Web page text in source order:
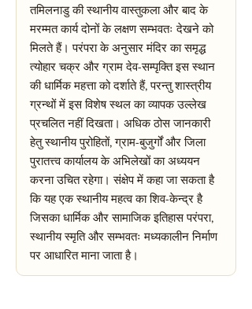
तमिलनाडु की स्थानीय वास्तुकला और बाद के
मरम्मत कार्य दोनों के लक्षण सम्भवतः देखने को
मिलते हैं। परंपरा के अनुसार मंदिर का समृद्ध
त्योहार चक्र और ग्राम देव-सम्पृक्ति इस स्थान
की धार्मिक महत्ता को दर्शाते हैं, परन्तु शास्त्रीय
ग्रन्थों में इस विशेष स्थल का व्यापक उल्लेख
प्रचलित नहीं दिखता। अधिक ठोस जानकारी
हेतु स्थानीय पुरोहितों, ग्राम-बुजुर्गों और जिला
पुरातत्त्व कार्यालय के अभिलेखों का अध्ययन
करना उचित रहेगा। संक्षेप में कहा जा सकता है
कि यह एक स्थानीय महत्व का शिव-केन्द्र है
जिसका धार्मिक और सामाजिक इतिहास परंपरा,
स्थानीय स्मृति और सम्भवतः मध्यकालीन निर्माण
पर आधारित माना जाता है।